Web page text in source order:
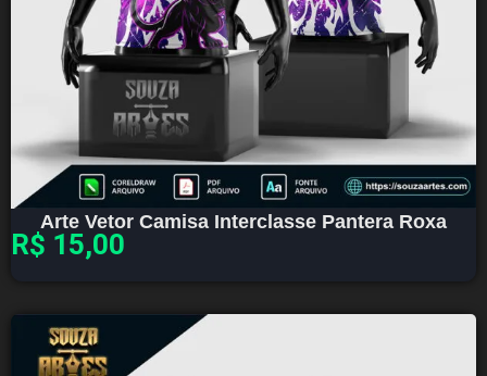
Arte Vetor Camisa Interclasse Pantera Roxa
R$ 15,00